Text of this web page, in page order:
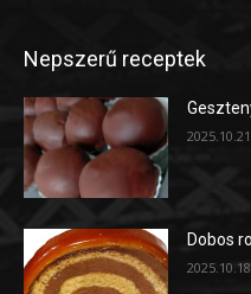
Nepszerű receptek
2025.10.21.
Dobos